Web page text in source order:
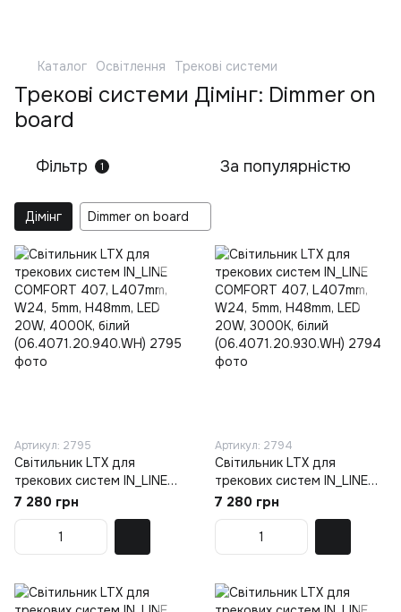
Каталог Освітлення Трекові системи
Трекові системи Дімінг: Dimmer on
board
Фільтр 1 За популярністю
Дімінг Dimmer on board
Артикул: 2795
Світильник LTX для
трекових систем IN_LINE
COMFORT 407, L407mm,
W24, 5mm, H48mm, LED
20W, 4000К, білий
(06.4071.20.940.WH)
7 280 грн
Артикул: 2794
Світильник LTX для
трекових систем IN_LINE
COMFORT 407, L407mm,
W24, 5mm, H48mm, LED
20W, 3000К, білий
(06.4071.20.930.WH)
7 280 грн